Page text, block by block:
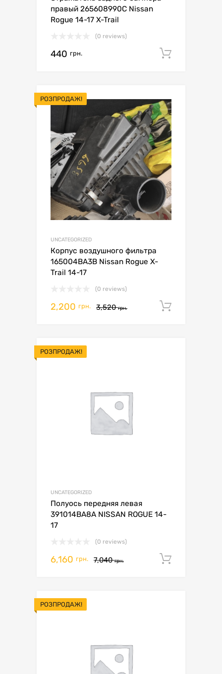
правый 265608990C Nissan
Rogue 14-17 X-Trail
(0 reviews)
440 грн.
РОЗПРОДАЖ!
UNCATEGORIZED
Корпус воздушного фильтра
165004BA3B Nissan Rogue X-
Trail 14-17
(0 reviews)
3,520грн.
2,200 грн.
РОЗПРОДАЖ!
UNCATEGORIZED
Полуось передняя левая
391014BA8A NISSAN ROGUE 14-
17
(0 reviews)
7,040грн.
6,160 грн.
РОЗПРОДАЖ!